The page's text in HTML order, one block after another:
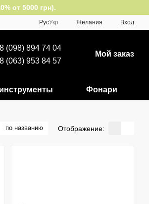
от 5000 грн).
РусУкр Желания Вход
(098) 894 74 04
(063) 953 84 57
Мой заказ
Фонари
по названию Отображение: